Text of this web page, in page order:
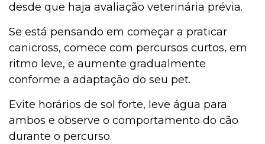
desde que haja avaliação veterinária prévia.
Se está pensando em começar a praticar
canicross, comece com percursos curtos, em
ritmo leve, e aumente gradualmente
conforme a adaptação do seu pet.
Evite horários de sol forte, leve água para
ambos e observe o comportamento do cão
durante o percurso.